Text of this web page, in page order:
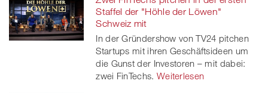
Staffel der "Höhle der Löwen"
Schweiz mit
In der Gründershow von TV24 pitchen
Startups mit ihren Geschäftsideen um
die Gunst der Investoren – mit dabei:
zwei FinTechs. Weiterlesen